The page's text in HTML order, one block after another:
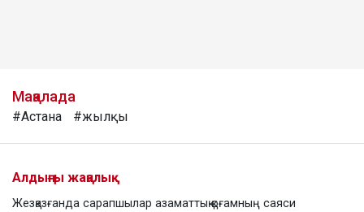
Мақалада
#Астана #жылқы
Алдыңғы жаңалық
Жезқазғанда сарапшылар азаматтық қоғамның саяси